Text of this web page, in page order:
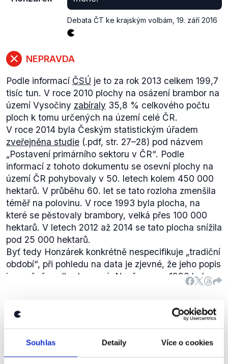
Souhlas Detaily Více o cookies
Debata ČT ke krajským volbám 19. září 2016
NEPRAVDA
Podle informací ČSÚ je to za rok 2013 celkem 199,7
tisíc tun. V roce 2010 plochy na osázení brambor na
území Vysočiny zabíraly 35,8 % celkového počtu
ploch k tomu určených na území celé ČR.
V roce 2014 byla Českým statistickým úřadem
zveřejněna studie (.pdf, str. 27–28) pod názvem
„Postavení primárního sektoru v ČR“. Podle
informací z tohoto dokumentu se osevní plochy na
území ČR pohybovaly v 50. letech kolem 450 000
hektarů. V průběhu 60. let se tato rozloha zmenšila
téměř na polovinu. V roce 1993 byla plocha, na
které se pěstovaly brambory, velká přes 100 000
hektarů. V letech 2012 až 2014 se tato plocha snížila
pod 25 000 hektarů.
Byť tedy Honzárek konkrétně nespecifikuje „tradiční
období“, při pohledu na data je zjevné, že jeho popis
je značně podhodnocený. Např. v roce 1990 byly
osevní plochy brambor v zemi dokonce 4x větší,
plochách s bramborami začal, jde až o 90%
TOP
09
Libor
Nakonec i kraj může uplatnit
zákonodárnou aktivitu.